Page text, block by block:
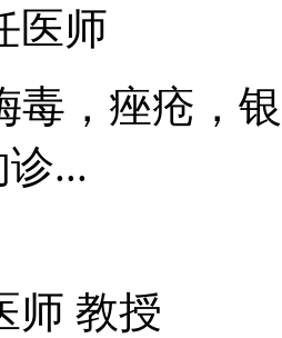
医师
毒，痤疮，
...
师 教授